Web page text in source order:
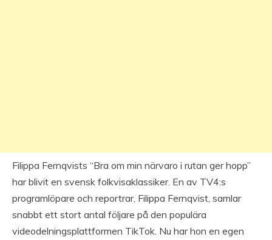
Filippa Fernqvists “Bra om min närvaro i rutan ger hopp”
har blivit en svensk folkvisaklassiker. En av TV4:s
programlöpare och reportrar, Filippa Fernqvist, samlar
snabbt ett stort antal följare på den populära
videodelningsplattformen TikTok. Nu har hon en egen